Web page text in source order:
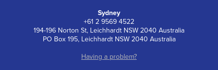
Sydney
+61 2 9569 4522
194-196 Norton St, Leichhardt NSW 2040 Australia
PO Box 195, Leichhardt NSW 2040 Australia
Having a problem?